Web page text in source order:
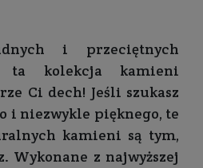
i przeciętnych
ta kolekcja kamieni
Ci dech! Jeśli szukasz
i niezwykle pięknego, te
kamieni są tym,
Wykonane z najwyższej